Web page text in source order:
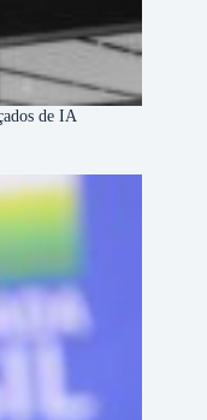
de IA